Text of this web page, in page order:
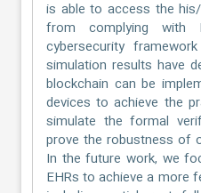
is able to access the
from complying with
cybersecurity
simulation results have
blockchain can be
devices to achieve the
simulate the formal
prove the robustness of
In the future work, we
EHRs to achieve a more